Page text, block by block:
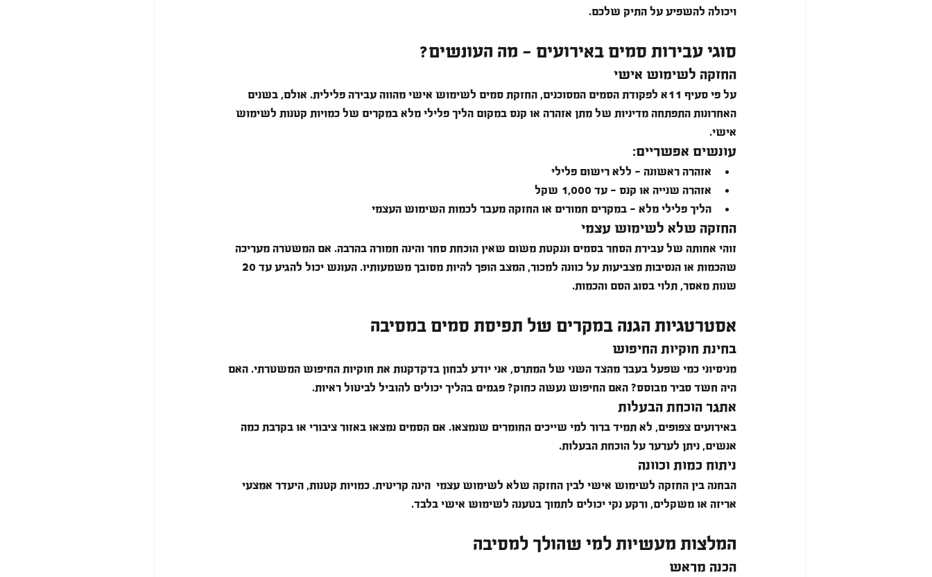
ויכולה להשפיע על התיק שלכם.
סוגי עבירות סמים באירועים - מה העונשים?
החזקה לשימוש אישי
על פי סעיף 11א לפקודת הסמים המסוכנים, החזקת סמים לשימוש אישי מהווה עבירה פלילית. אולם, בשנים
האחרונות התפתחה מדיניות של מתן אזהרה או קנס במקום הליך פלילי מלא במקרים של כמויות קטנות לשימוש
אישי.
עונשים אפשריים:
אזהרה ראשונה - ללא רישום פלילי
אזהרה שנייה או קנס - עד 1,000 שקל
הליך פלילי מלא - במקרים חמורים או החזקה מעבר לכמות השימוש העצמי
החזקה שלא לשימוש עצמי
זוהי אחותה של עבירת הסחר בסמים וננקטת משום שאין הוכחת סחר והינה חמורה בהרבה. אם המשטרה מעריכה
שנות מאסר, תלוי בסוג הסם והכמות.
אסטרטגיות הגנה במקרים של תפיסת סמים במסיבה
בחינת חוקיות החיפוש
מניסיוני כמי שפעל בעבר מהצד השני של המתרס, אני יודע לבחון בדקדקנות את חוקיות החיפוש המשטרתי. האם
היה חשד סביר מבוסס? האם החיפוש נעשה כחוק? פגמים בהליך יכולים להוביל לביטול ראיות.
אתגר הוכחת הבעלות
באירועים צפופים, לא תמיד ברור למי שייכים החומרים שנמצאו. אם הסמים נמצאו באזור ציבורי או בקרבת כמה
אנשים, ניתן לערער על הוכחת הבעלות.
ניתוח כמות וכוונה
הבחנה בין החזקה לשימוש אישי לבין החזקה שלא לשימוש עצמי  הינה קריטית. כמויות קטנות, היעדר אמצעי
אריזה או משקלים, ורקע נקי יכולים לתמוך בטענה לשימוש אישי בלבד.
המלצות מעשיות למי שהולך למסיבה
הכנה מראש